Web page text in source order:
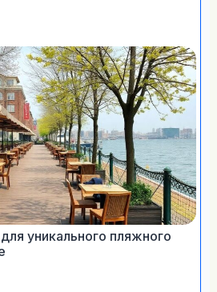
уникального пляжного